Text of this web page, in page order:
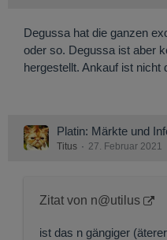
Degussa hat die ganzen
oder so. Degussa ist aber
hergestellt. Ankauf ist nicht
Platin: Märkte und
Titus 27. Februar 2021
Zitat von n@utilus
ist das n gängiger